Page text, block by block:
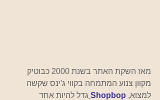
מאז השקת האתר בשנת 2000 כבוטיק
מקוון צנוע המתמחה בקווי ג'ינס שקשה
למצוא, Shopbop גדל להיות אחד